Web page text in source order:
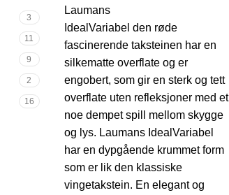
3
11
9
2
16
Laumans
IdealVariabel den røde
fascinerende taksteinen har en
silkematte overflate og er
engobert, som gir en sterk og tett
overflate uten refleksjoner med et
noe dempet spill mellom skygge
og lys. Laumans IdealVariabel
har en dypgående krummet form
som er lik den klassiske
vingetakstein. En elegant og